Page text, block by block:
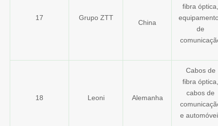
17 Grupo ZTT
China
fibra óptica,
de
18 Leoni Alemanha
Cabos de
fibra óptica,
cabos de
e